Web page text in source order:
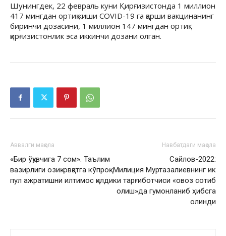
Шунингдек, 22 февраль куни Қирғизистонда 1 миллион
417 мингдан ортиқ киши COVID-19 га қарши вакцинанинг
биринчи дозасини, 1 миллион 147 мингдан ортиқ
қирғизистонлик эса иккинчи дозани олган.
Аввалги мақола
«Бир ўқувчига 7 сом». Таълим
вазирлиги озиқ-овқатга кўпроқ
пул ажратишни илтимос қилди
Навбатдаги мақола
Сайлов-2022:
Милиция Муртазалиевнинг ик
ки тарғиботчиси «овоз сотиб
олиш»да гумонланиб ҳибсга
олинди